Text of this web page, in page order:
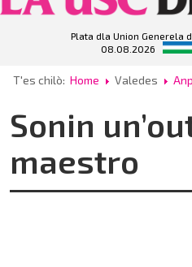
Plata dla Union Generela
08.08.2026
T'es chilò: Home Valedes
Sonin
maestro